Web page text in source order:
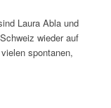
Laura Abla und
wieder auf
spontanen,